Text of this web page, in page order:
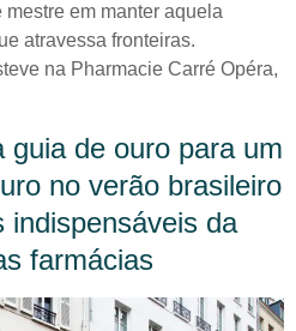
em manter aquela
atravessa fronteiras.
na Pharmacie Carré Opéra,
guia de ouro para um
no verão brasileiro
da
farmácias